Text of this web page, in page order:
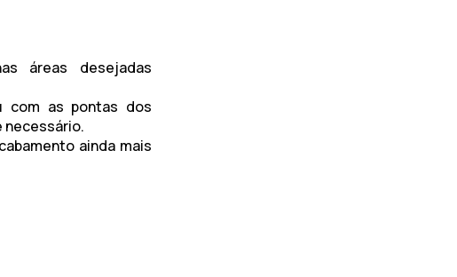
áreas desejadas
com as pontas dos
necessário.
ainda mais